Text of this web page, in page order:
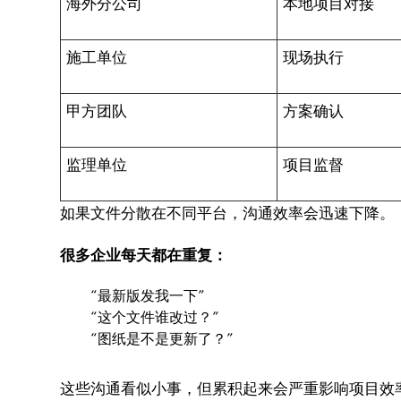
海外分公司 本地项目对接
施工单位 现场执行
甲方团队 方案确认
监理单位 项目监督
如果文件分散在不同平台，沟通效率会迅速下降。
很多企业每天都在重复：
“最新版发我一下”
“这个文件谁改过？”
“图纸是不是更新了？”
这些沟通看似小事，但累积起来会严重影响项目效